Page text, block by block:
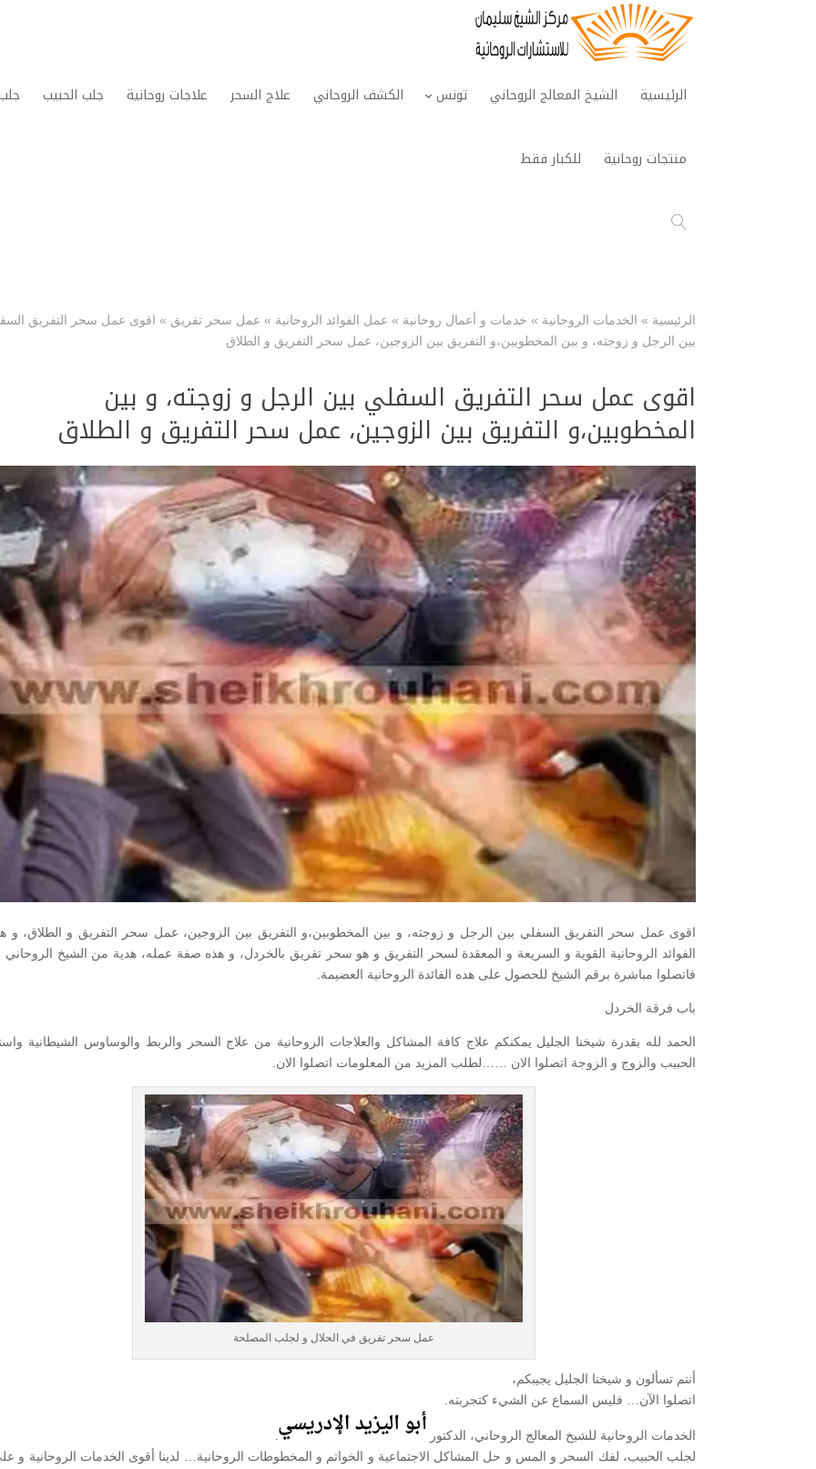
الرئيسية الشيخ المعالج الروحاني تونس الكشف الروحاني علاج السحر علاجات روحانية جلب الحبيب
منتجات روحانية للكبار فقط
الرئيسية » الخدمات الروحانية » خدمات و أعمال روحانية » عمل الفوائد الروحانية » عمل سحر تفريق » اقوى عمل سحر التفريق
بين الرجل و زوجته، و بين المخطوبين،و التفريق بين الزوجين، عمل سحر التفريق و الطلاق
اقوى عمل سحر التفريق السفلي بين الرجل و زوجته، و بين
المخطوبين،و التفريق بين الزوجين، عمل سحر التفريق و الطلاق
اقوى عمل سحر التفريق السفلي بين الرجل و زوجته، و بين المخطوبين،و التفريق بين الزوجين، عمل سحر التفريق و الطلاق، و
الفوائد الروحانية القوية و السريعة و المعقدة لسحر التفريق و هو سحر تفريق بالخردل، و هذه صفة عمله، هدية من الشيخ الروحاني
فاتصلوا مباشرة برقم الشيخ للحصول على هده الفائدة الروحانية العضيمة.
باب فرقة الخردل
الحمد لله بقدرة شيخنا الجليل يمكنكم علاج كافة المشاكل والعلاجات الروحانية من علاج السحر والربط والوساوس الشيطانية
الحبيب والزوج و الزوجة اتصلوا الان ……لطلب المزيد من المعلومات اتصلوا الان.
عمل سحر تفريق في الحلال و لجلب المصلحة
أنتم تسألون و شيخنا الجليل يجيبكم،
اتصلوا الآن… فليس السماع عن الشيء كتجربته.
الخدمات الروحانية للشيخ المعالج الروحاني، الدكتور
لجلب الحبيب، لفك السحر و المس و حل المشاكل الاجتماعية و الخواتم و المخطوطات الروحانية… لدينا أقوى الخدمات الروحانية و